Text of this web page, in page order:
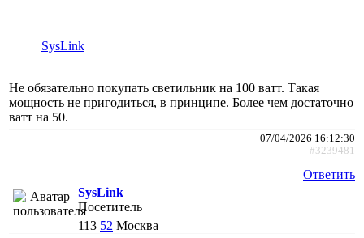
SysLink
Не обязательно покупать светильник на 100 ватт. Такая
мощность не пригодиться, в принципе. Более чем достаточно
ватт на 50.
07/04/2026 16:12:30
#3239481
Ответить
SysLink
Посетитель
113 52 Москва